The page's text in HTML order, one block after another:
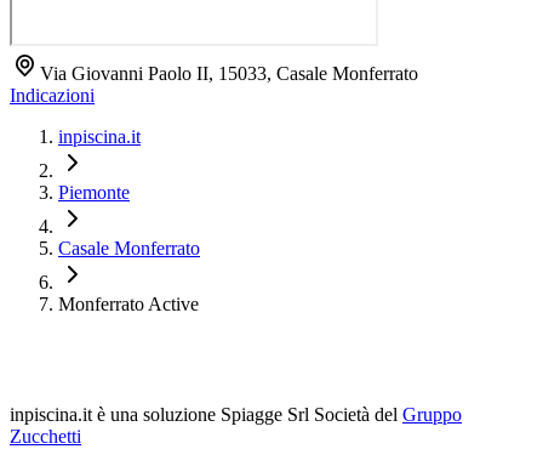
Via Giovanni Paolo II, 15033, Casale Monferrato
Indicazioni
inpiscina.it
Piemonte
Casale Monferrato
Monferrato Active
inpiscina.it è una soluzione Spiagge Srl Società del Gruppo
Zucchetti